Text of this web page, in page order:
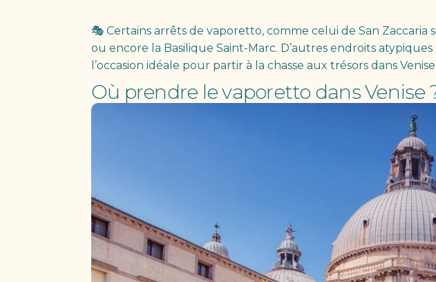
🎭 Certains arrêts de vaporetto, comme celui de San
ou encore la Basilique Saint-Marc. D’autres endroits
l’occasion idéale pour partir à la chasse aux trésors dans Venise
Où prendre le vaporetto dans Venise